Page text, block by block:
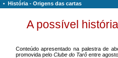
• História - Origens das cartas
A possível
Conteúdo apresentado na palestra de
promovida pelo Clube do Tarôentre